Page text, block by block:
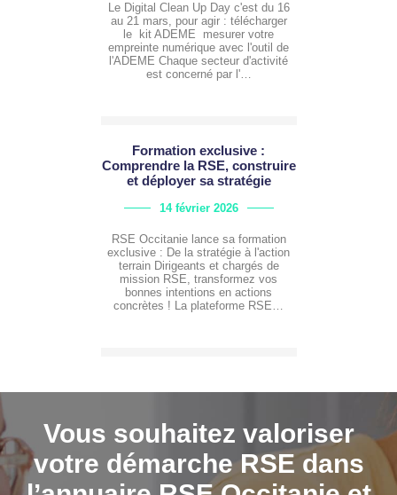
Le Digital Clean Up Day c'est du 16
au 21 mars, pour agir : télécharger
le kit ADEME mesurer votre
empreinte numérique avec l'outil de
l'ADEME Chaque secteur d'activité
est concerné par l'…
Formation exclusive :
Comprendre la RSE, construire
et déployer sa stratégie
14 février 2026
RSE Occitanie lance sa formation
exclusive : De la stratégie à l'action
terrain Dirigeants et chargés de
mission RSE, transformez vos
bonnes intentions en actions
concrètes ! La plateforme RSE…
Vous souhaitez valoriser
votre démarche RSE dans